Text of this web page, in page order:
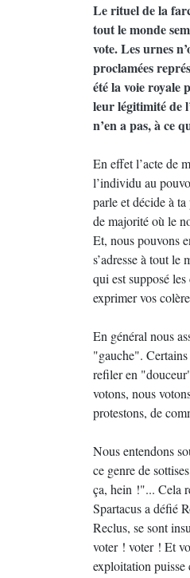
Le rituel de la
tout le monde
vote. Les urnes
proclamées
été la voie royale
leur légitimité de
n’en a pas, à ce
En effet l’acte de
l’individu au
parle et décide à
de majorité où le
Et, nous pouvons
s’adresse à tout
qui est supposé
exprimer vos
En général nous
"gauche".
refiler en
votons, nous
protestons, de
Nous entendons
ce genre de
ça, hein !"... Cela
Spartacus a défié
Reclus, se sont
voter ! voter ! Et
exploitation puisse